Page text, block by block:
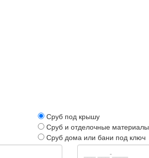
Сруб под крышу
Сруб и отделочные материалы
Сруб дома или бани под ключ